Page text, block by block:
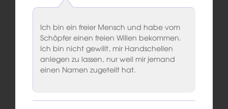
Ich bin ein freier Mensch und habe vom
Schöpfer einen freien Willen bekommen.
Ich bin nicht gewillt, mir Handschellen
anlegen zu lassen, nur weil mir jemand
einen Namen zugeteilt hat.